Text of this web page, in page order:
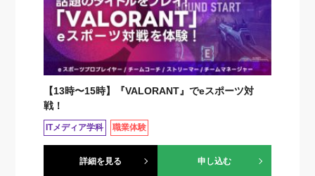
【13時〜15時】『VALORANT』でeスポーツ対
戦！
ITメディア学科 職業体験
詳細を見る 申し込む